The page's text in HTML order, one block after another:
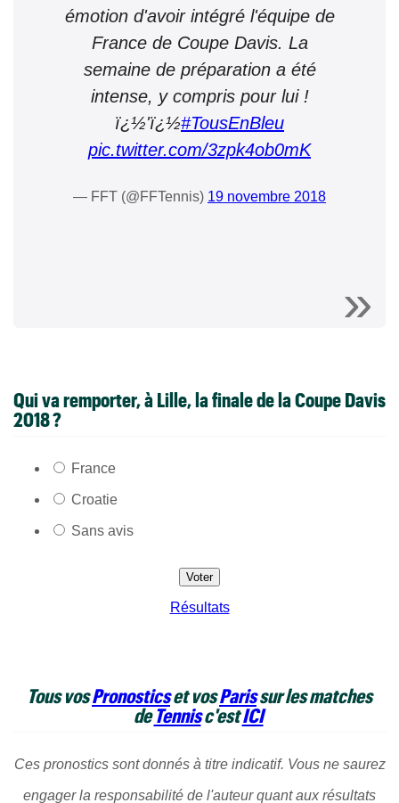
émotion d'avoir intégré l'équipe de
France de Coupe Davis. La
semaine de préparation a été
intense, y compris pour lui !
ï¿½'ï¿½#TousEnBleu
pic.twitter.com/3zpk4ob0mK
— FFT (@FFTennis) 19 novembre 2018
Qui va remporter, à Lille, la finale de la Coupe Davis
2018 ?
France
Croatie
Sans avis
Résultats
Tous vosPronosticset vosParissur les matches
deTennisc'estICI
Ces pronostics sont donnés à titre indicatif. Vous ne saurez
engager la responsabilité de l'auteur quant aux résultats